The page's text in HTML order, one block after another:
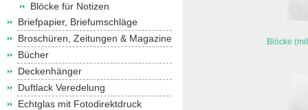
Blöcke für Notizen
Briefpapier, Briefumschläge
Broschüren, Zeitungen & Magazine
Bücher
Deckenhänger
Duftlack Veredelung
Echtglas mit Fotodirektdruck
Blöcke